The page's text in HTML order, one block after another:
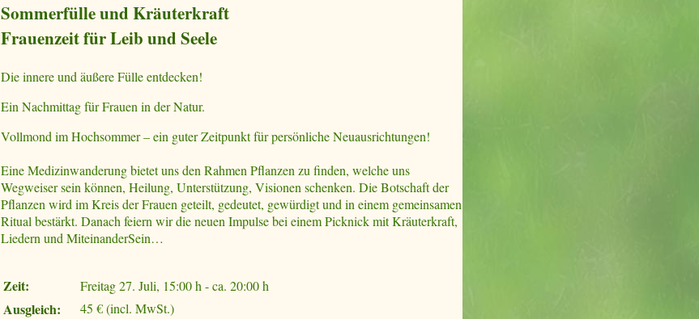
Sommerfülle und Kräuterkraft
Frauenzeit für Leib und Seele
Die innere und äußere Fülle entdecken!
Ein Nachmittag für Frauen in der Natur.
Vollmond im Hochsommer – ein guter Zeitpunkt für persönliche Neuausrichtungen!
Eine Medizinwanderung bietet uns den Rahmen Pflanzen zu finden, welche uns
Wegweiser sein können, Heilung, Unterstützung, Visionen schenken. Die Botschaft der
Pflanzen wird im Kreis der Frauen geteilt, gedeutet, gewürdigt und in einem gemeinsamen
Ritual bestärkt. Danach feiern wir die neuen Impulse bei einem Picknick mit Kräuterkraft,
Liedern und MiteinanderSein…
Zeit: Freitag 27. Juli, 15:00 h - ca. 20:00 h
Ausgleich: 45 € (incl. MwSt.)